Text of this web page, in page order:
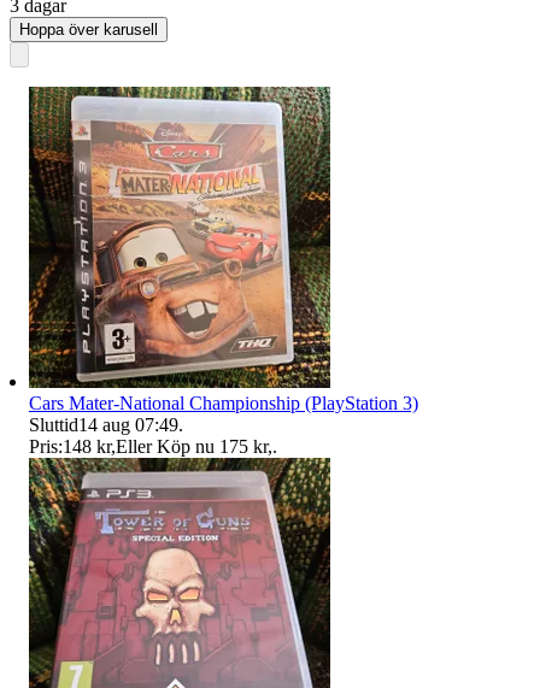
3 dagar
Hoppa över karusell
Cars Mater-National Championship (PlayStation 3)
Sluttid14 aug 07:49.
Pris:148 kr,Eller Köp nu 175 kr,.